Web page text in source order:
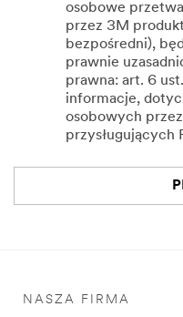
osobowe
przez 3M
bezpośredni),
prawnie
prawna: art. 6
informacje,
osobowych
przysługujących
podczas
przesłany
NASZA FIRMA